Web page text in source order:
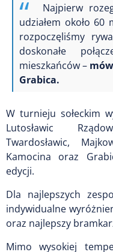
Najpierw
udziałem około 60
rozpoczęliśmy
doskonałe
mieszkańców –
Grabica.
W turnieju sołeckim
Lutosławic
Twardosławic,
Kamocina oraz
edycji.
Dla najlepszych
indywidualne
oraz najlepszy
Mimo wysokiej